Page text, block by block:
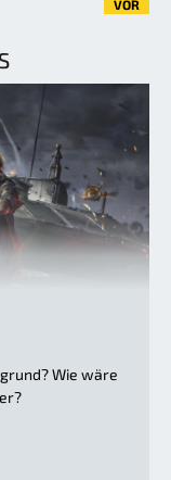
VOR
Wie wäre